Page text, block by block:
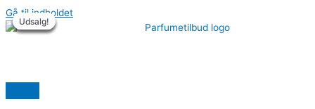
Gå til indholdet
Udsalg!
Udsalg!
Udsalg!
Udsalg!
Udsalg!
Udsalg!